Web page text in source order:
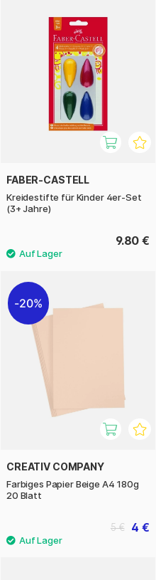
FABER-CASTELL
Kreidestifte für Kinder 4er-Set
(3+ Jahre)
9.80 €
20%
CREATIV COMPANY
Farbiges Papier Beige A4 180g
20 Blatt
4 €
5 €